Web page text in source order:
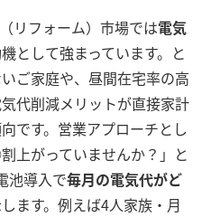
リフォーム）市場では電気
として強まっています。と
ご家庭や、昼間在宅率の高
代削減メリットが直接家計
です。営業アプローチとし
上がっていませんか？」と
池導入で毎月の電気代がど
ます。例えば4人家族・月